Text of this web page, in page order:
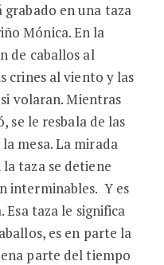
grabado en una taza
Mónica. En la
de caballos al
crines al viento y las
volaran. Mientras
se le resbala de las
mesa. La mirada
taza se detiene
interminables. Y es
taza le significa
es en parte la
parte del tiempo